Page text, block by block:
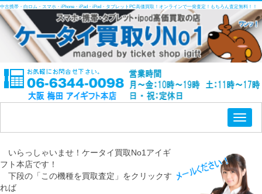
中古携帯・白ロム・スマホ・iPhone・iPad・iPod・タブレットPC高価買取！オンラインで一発査定！もちろん査定無料！！
いらっしゃいませ！ケータイ買取No1アイギ
フト本店です！
下段の「この機種を買取査定」をクリックす
れば